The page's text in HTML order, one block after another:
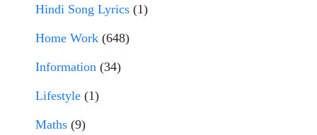
Hindi Song Lyrics (1)
Home Work (648)
Information (34)
Lifestyle (1)
Maths (9)